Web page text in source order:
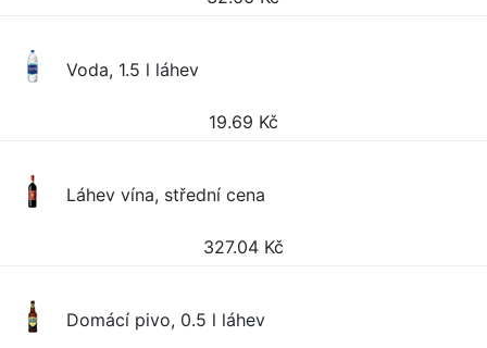
Voda, 1.5 l láhev
19.69 Kč
Láhev vína, střední cena
327.04 Kč
Domácí pivo, 0.5 l láhev